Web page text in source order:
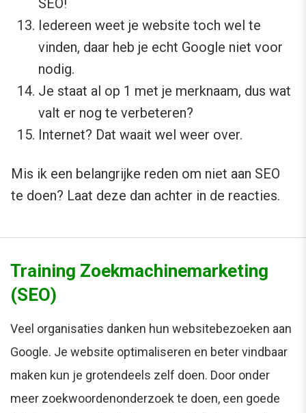
Iedereen weet je website toch wel te
vinden, daar heb je echt Google niet voor
nodig.
Je staat al op 1 met je merknaam, dus wat
valt er nog te verbeteren?
Internet? Dat waait wel weer over.
Mis ik een belangrijke reden om niet aan SEO
te doen? Laat deze dan achter in de reacties.
Training Zoekmachinemarketing
(SEO)
Veel organisaties danken hun websitebezoeken aan
Google. Je website optimaliseren en beter vindbaar
maken kun je grotendeels zelf doen. Door onder
meer zoekwoordenonderzoek te doen, een goede